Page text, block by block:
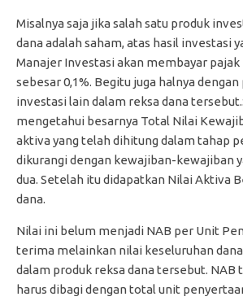
Misalnya saja jika salah satu produk
dana adalah saham, atas hasil investasi
Manajer Investasi akan membayar
sebesar 0,1%. Begitu juga halnya
investasi lain dalam reksa dana
mengetahui besarnya Total Nilai
aktiva yang telah dihitung dalam tahap
dikurangi dengan kewajiban-kewajiban
dua. Setelah itu didapatkan Nilai Aktiva
dana.
Nilai ini belum menjadi NAB per Unit
terima melainkan nilai keseluruhan
dalam produk reksa dana tersebut. NAB
harus dibagi dengan total unit